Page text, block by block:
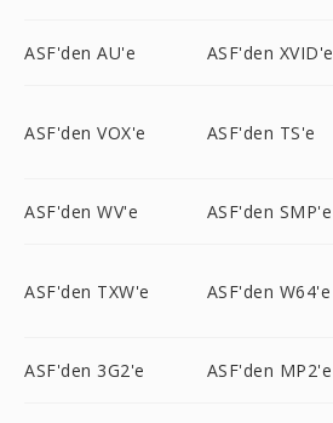
ASF'den AU'e ASF'den XVID'e
ASF'den VOX'e ASF'den TS'e
ASF'den WV'e ASF'den SMP'e
ASF'den TXW'e ASF'den W64'e
ASF'den 3G2'e ASF'den MP2'e